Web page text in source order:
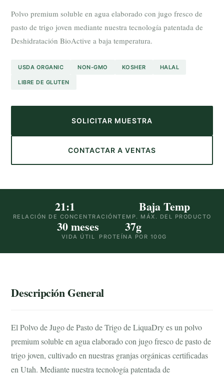
Polvo premium soluble en agua elaborado con jugo fresco de
pasto de trigo joven mediante nuestra tecnología patentada de
Deshidratación BioActive a baja temperatura.
USDA ORGANIC NON-GMO KOSHER HALAL
LIBRE DE GLUTEN
SOLICITAR MUESTRA
CONTACTAR A VENTAS
21:1
RELACIÓN DE CONCENTRACIÓN
Baja Temp
TEMP. MÁX. DEL PRODUCTO
30 meses
VIDA ÚTIL
37g
PROTEÍNA POR 100G
Descripción General
El Polvo de Jugo de Pasto de Trigo de LiquaDry es un polvo
premium soluble en agua elaborado con jugo fresco de pasto de
trigo joven, cultivado en nuestras granjas orgánicas certificadas
en Utah. Mediante nuestra tecnología patentada de